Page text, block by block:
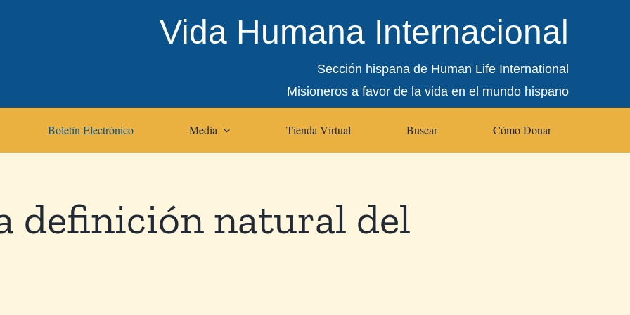
Vida Humana Internacional
Sección hispana de Human Life International
Misioneros a favor de la vida en el mundo hispano
Boletín Electrónico Media Tienda Virtual Buscar Cómo Donar
definición natural del